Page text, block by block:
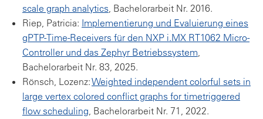
scale graph analytics, Bachelorarbeit Nr. 2016.
Riep, Patricia: Implementierung und Evaluierung eines
gPTP-Time-Receivers für den NXP i.MX RT1062 Micro-
Controller und das Zephyr Betriebssystem,
Bachelorarbeit Nr. 83, 2025.
Rönsch, Lozenz:Weighted independent colorful sets in
large vertex colored conflict graphs for timetriggered
flow scheduling, Bachelorarbeit Nr. 71, 2022.